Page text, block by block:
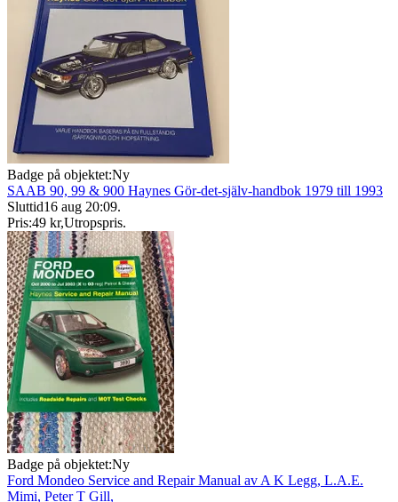
Badge på objektet:Ny
SAAB 90, 99 & 900 Haynes Gör-det-själv-handbok 1979 till 1993
Sluttid16 aug 20:09.
Pris:49 kr,Utropspris.
Badge på objektet:Ny
Ford Mondeo Service and Repair Manual av A K Legg, L.A.E.
Mimi, Peter T Gill,